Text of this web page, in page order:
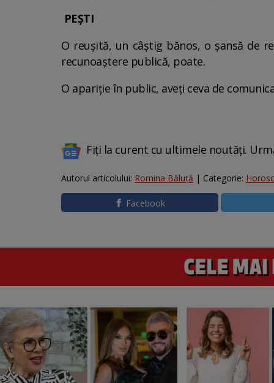
PEŞTI
O reuşită, un câştig bănos, o şansă de
recunoaştere publică, poate.
O apariţie în public, aveţi ceva de
Fiți la curent cu ultimele noutăți.
Autorul articolului: Romina Băluță | Categorie:
Facebook